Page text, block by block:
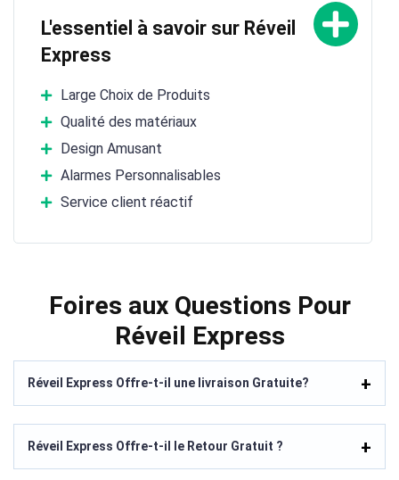
L'essentiel à savoir sur Réveil
Express
Large Choix de Produits
Qualité des matériaux
Design Amusant
Alarmes Personnalisables
Service client réactif
Foires aux Questions Pour
Réveil Express
Réveil Express Offre-t-il une livraison Gratuite?
Réveil Express Offre-t-il le Retour Gratuit ?